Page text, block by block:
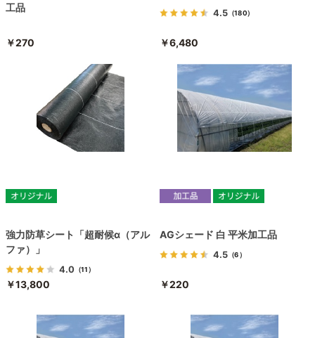
工品
￥270
4.5（180）
￥6,480
強力防草シート「超耐候α（アル
ファ）」
4.0 （11）
￥13,800
AGシェード 白 平米加工品
4.5（6）
￥220